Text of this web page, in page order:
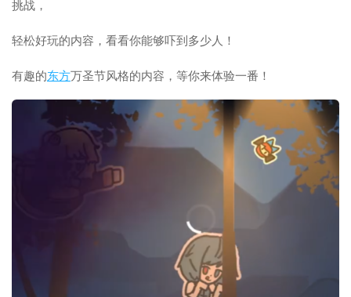
挑战，
轻松好玩的内容，看看你能够吓到多少人！
有趣的东方万圣节风格的内容，等你来体验一番！